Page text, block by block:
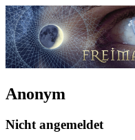
Anonym
Nicht angemeldet